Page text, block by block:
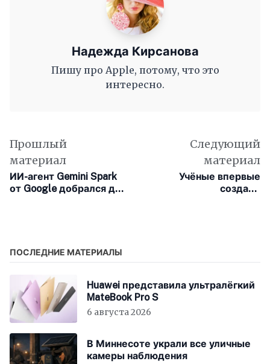
Надежда Кирсанова
Пишу про Apple, потому, что это
интересно.
Прошлый
материал
ИИ-агент Gemini Spark
от Google добрался до
Следующий
материал
Учёные впервые
создали
ПОСЛЕДНИЕ МАТЕРИАЛЫ
Huawei представила ультралёгкий
MateBook Pro S
6 августа 2026
В Миннесоте украли все уличные
камеры наблюдения